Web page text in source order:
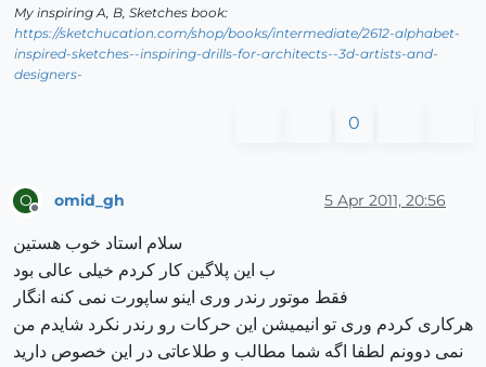
My inspiring A, B, Sketches book:
https://sketchucation.com/shop/books/intermediate/2612-alphabet-
inspired-sketches--inspiring-drills-for-architects--3d-artists-and-
designers-
0
O omid_gh 5 Apr 2011, 20:56
سلام استاد خوب هستین
ب این پلاگین کار کردم خیلی عالی بود
فقط موتور رندر وری اینو ساپورت نمی کنه انگار
هرکاری کردم وری تو انیمیشن این حرکات رو رندر نکرد شایدم من
نمی دوونم لطفا اگه شما مطالب و طلاعاتی در این خصوص دارید